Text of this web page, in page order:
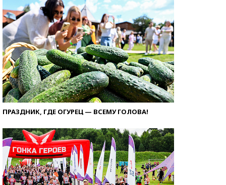
ПРАЗДНИК, ГДЕ ОГУРЕЦ — ВСЕМУ ГОЛОВА!